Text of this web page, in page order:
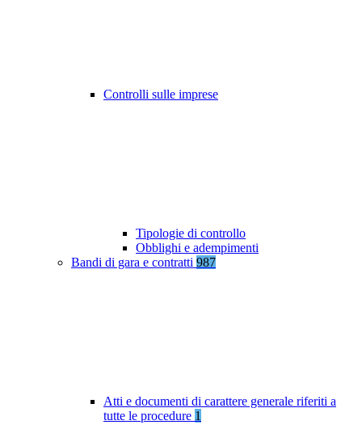
Controlli sulle imprese
Tipologie di controllo
Obblighi e adempimenti
Bandi di gara e contratti 987
Atti e documenti di carattere generale riferiti a
tutte le procedure 1